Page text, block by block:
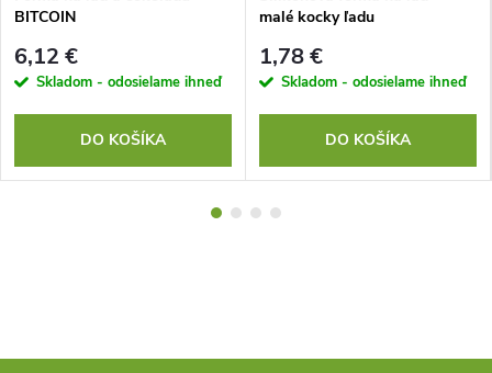
BITCOIN
6,12 €
Skladom - odosielame ihneď
DO KOŠÍKA
malé kocky ľadu
1,78 €
Skladom - odosielame ihneď
DO KOŠÍKA